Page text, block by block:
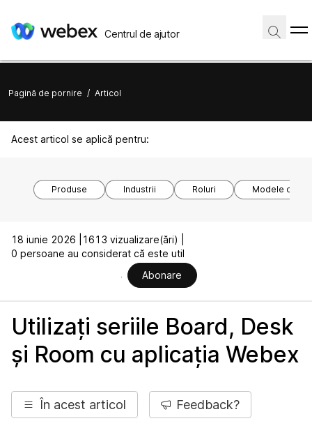
Centrul de ajutor
Pagină de pornire / Articol
Acest articol se aplică pentru:
Produse Industrii Roluri Modele de
18 iunie 2026 |
1613 vizualizare(ări) |
0 persoane au considerat că este util
Abonare
Utilizați seriile Board, Desk
și Room cu aplicația Webex
În acest articol Feedback?